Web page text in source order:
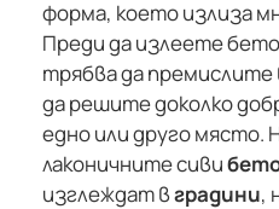
форма, което излиза
Преди да излеете
трябва да премислите
да решите доколко
едно или друго място.
лаконичните сиви
изглеждат вградини,